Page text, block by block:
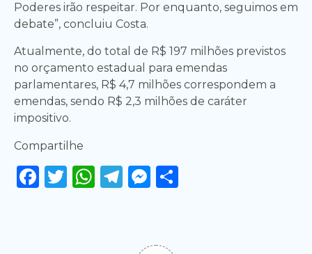
Poderes irão respeitar. Por enquanto, seguimos em
debate”, concluiu Costa.
Atualmente, do total de R$ 197 milhões previstos
no orçamento estadual para emendas
parlamentares, R$ 4,7 milhões correspondem a
emendas, sendo R$ 2,3 milhões de caráter
impositivo.
Compartilhe
Facebook
Twitter
WhatsApp
Telegram
Messenger